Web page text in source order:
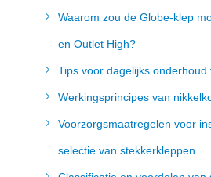
Waarom zou de Globe-klep
en Outlet High?
Tips voor dagelijks
Werkingsprincipes van
Voorzorgsmaatregelen voor
selectie van stekkerkleppen